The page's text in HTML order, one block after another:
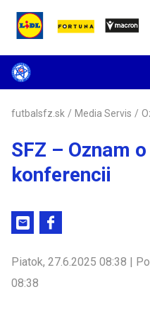
futbalsfz.sk / Media Servis /
SFZ – Oznam
konferencii
Piatok, 27.6.2025 08:38 |
08:38